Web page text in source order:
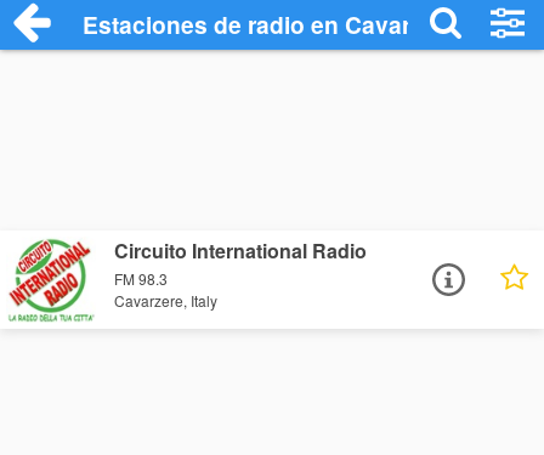
Estaciones de radio en Cavarzere -
Circuito International Radio
FM 98.3
Cavarzere, Italy